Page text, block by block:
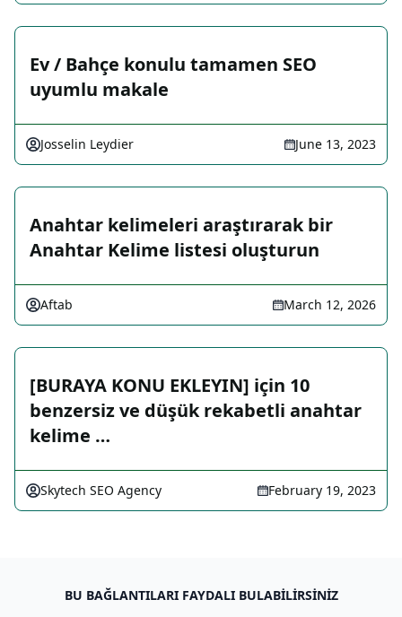
Ev / Bahçe konulu tamamen SEO
uyumlu makale
Josselin Leydier June 13, 2023
Anahtar kelimeleri araştırarak bir
Anahtar Kelime listesi oluşturun
Aftab March 12, 2026
[BURAYA KONU EKLEYIN] için 10
benzersiz ve düşük rekabetli anahtar
kelime …
Skytech SEO Agency February 19, 2023
BU BAĞLANTILARI FAYDALI BULABILIRSINIZ